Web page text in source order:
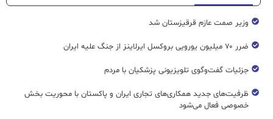
وزیر صمت عازم قرقیزستان شد
ضرر ۷۰ میلیون یورویی بروکسل ایرلاینز از جنگ علیه ایران
جزئیات گفت‌وگوی تلویزیونی پزشکیان با مردم
ظرفیت‌های جدید همکاری‌های تجاری ایران و پاکستان با محوریت بخش
خصوصی فعال می‌شود